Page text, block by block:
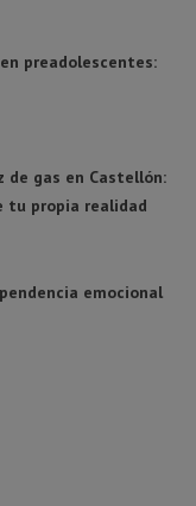
preadolescentes:
de gas en Castellón:
tu propia realidad
emocional